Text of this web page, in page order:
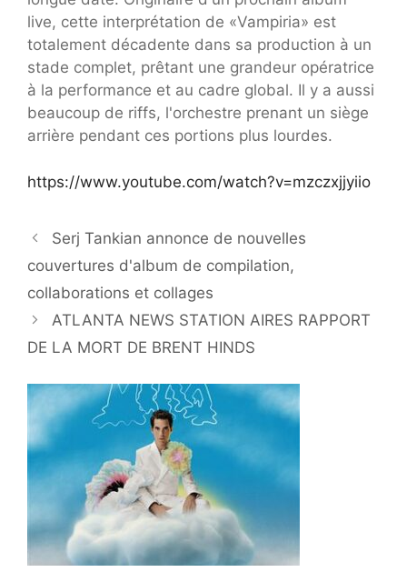
live, cette interprétation de «Vampiria» est
totalement décadente dans sa production à un
stade complet, prêtant une grandeur opératrice
à la performance et au cadre global. Il y a aussi
beaucoup de riffs, l'orchestre prenant un siège
arrière pendant ces portions plus lourdes.
https://www.youtube.com/watch?v=mzczxjjyiio
Serj Tankian annonce de nouvelles
couvertures d'album de compilation,
collaborations et collages
ATLANTA NEWS STATION AIRES RAPPORT
DE LA MORT DE BRENT HINDS